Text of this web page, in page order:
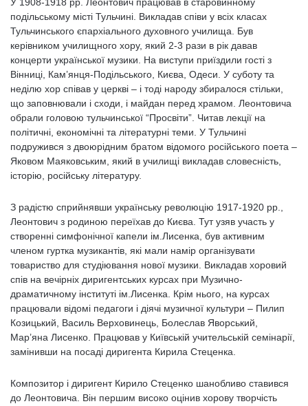
подільському місті Тульчині. Викладав співи у всіх класах
Тульчинського єпархіального духовного училища. Був
керівником училищного хору, який 2-3 рази в рік давав
концерти української музики. На виступи приїздили гості з
Вінниці, Кам’янця-Подільського, Києва, Одеси. У суботу та
неділю хор співав у церкві – і тоді народу збиралося стільки,
що заповнювали і сходи, і майдан перед храмом. Леонтовича
обрали головою тульчинської “Просвіти”. Читав лекції на
політичні, економічні та літературні теми. У Тульчині
подружився з двоюрідним братом відомого російського поета –
Яковом Маяковським, який в училищі викладав словесність,
історію, російську літературу.
З радістю сприйнявши українську революцію 1917-1920 рр.,
Леонтович з родиною переїхав до Києва. Тут узяв участь у
створенні симфонічної капели ім.Лисенка, був активним
членом гуртка музикантів, які мали намір організувати
товариство для студіювання нової музики. Викладав хоровий
спів на вечірніх диригентських курсах при Музично-
драматичному інституті ім.Лисенка. Крім нього, на курсах
працювали відомі педагоги і діячі музичної культури – Пилип
Козицький, Василь Верховинець, Болеслав Яворський,
Мар’яна Лисенко. Працював у Київській учительській семінарії,
замінивши на посаді диригента Кирила Стеценка.
Композитор і диригент Кирило Стеценко шанобливо ставився
до Леонтовича. Він першим високо оцінив хорову творчість